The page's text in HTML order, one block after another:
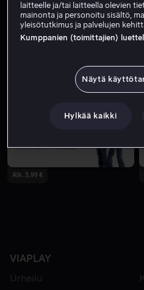
Alk. 3,99 €
VIAPLAY
Urheilu
laitteelle ja/tai laitteella olevien
mainonta ja personoitu sisältö,
yleisötutkimus ja palvelujen
Kumppanien (toimittajien)
Näytä
Hylkää kaikki